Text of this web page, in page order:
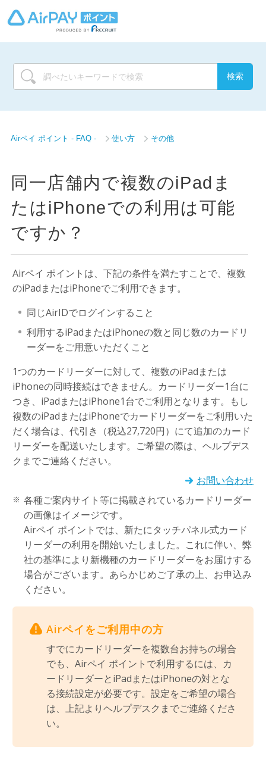
Airペイ ポイント - FAQ - 使い方 その他
同一店舗内で複数のiPadま
たはiPhoneでの利用は可能
ですか？
Airペイ ポイントは、下記の条件を満たすことで、複数
のiPadまたはiPhoneでご利用できます。
同じAirIDでログインすること
利用するiPadまたはiPhoneの数と同じ数のカードリ
ーダーをご用意いただくこと
1つのカードリーダーに対して、複数のiPadまたは
iPhoneの同時接続はできません。カードリーダー1台に
つき、iPadまたはiPhone1台でご利用となります。もし
複数のiPadまたはiPhoneでカードリーダーをご利用いた
だく場合は、代引き（税込27,720円）にて追加のカード
リーダーを配送いたします。ご希望の際は、ヘルプデス
クまでご連絡ください。
お問い合わせ
各種ご案内サイト等に掲載されているカードリーダー
の画像はイメージです。
Airペイ ポイントでは、新たにタッチパネル式カード
リーダーの利用を開始いたしました。これに伴い、弊
社の基準により新機種のカードリーダーをお届けする
場合がございます。あらかじめご了承の上、お申込み
ください。
Airペイをご利用中の方
すでにカードリーダーを複数台お持ちの場合
でも、Airペイ ポイントで利用するには、カ
ードリーダーとiPadまたはiPhoneの対とな
る接続設定が必要です。設定をご希望の場合
は、上記よりヘルプデスクまでご連絡くださ
い。